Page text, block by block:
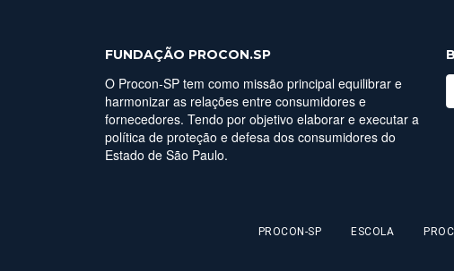
FUNDAÇÃO PROCON.SP
O Procon-SP tem como missão principal equilibrar e
harmonizar as relações entre consumidores e
fornecedores. Tendo por objetivo elaborar e executar a
política de proteção e defesa dos consumidores do
Estado de São Paulo.
PROCON-SP ESCOLA